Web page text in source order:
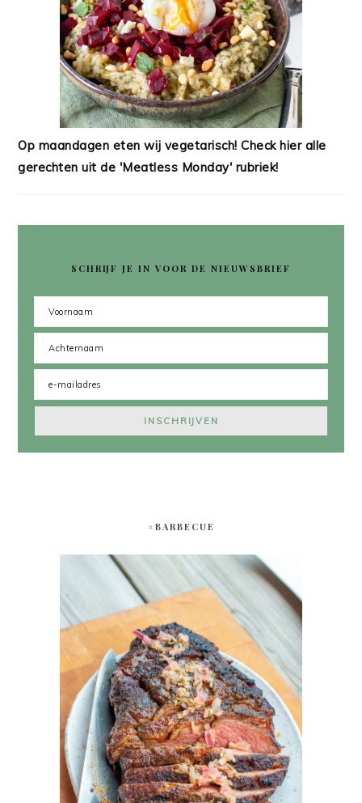
Op maandagen eten wij vegetarisch! Check hier alle
gerechten uit de 'Meatless Monday' rubriek!
SCHRIJF JE IN VOOR DE NIEUWSBRIEF
#BARBECUE